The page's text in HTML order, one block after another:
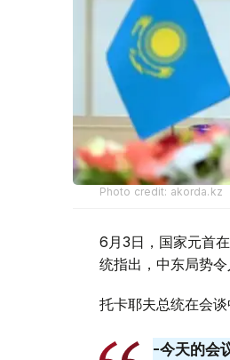
Photo credit: akorda.kz
6月3日，国家元首
统指出，中东局势
托卡耶夫总统在会谈
-今天的会